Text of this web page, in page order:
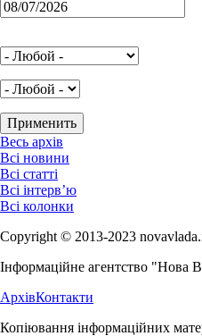
Весь архів
Всі новини
Всі статті
Всі інтерв’ю
Всі колонки
Copyright © 2013-2023
Інформаційне агентство "Нова
АрхівКонтакти
Копіювання інформаційних